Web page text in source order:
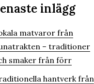
inlägg
matvaror från
– traditioner
smaker från förr
hantverk från